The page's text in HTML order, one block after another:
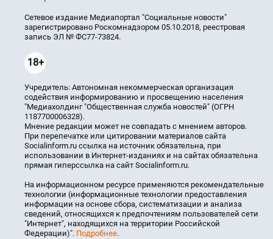
Сетевое издание Медиапортал "Социальные новости"
зарегистрировано Роскомнадзором 05.10.2018, реестровая
запись ЭЛ № ФС77-73824.
18+
Учредитель: Автономная некоммерческая организация
содействия информированию и просвещению населения
"Медиахолдинг "Общественная служба новостей" (ОГРН
1187700006328).
Мнение редакции может не совпадать с мнением авторов.
При перепечатке или цитировании материалов сайта
Socialinform.ru ссылка на источник обязательна, при
использовании в Интернет-изданиях и на сайтах обязательна
прямая гиперссылка на сайт Socialinform.ru.
На информационном ресурсе применяются рекомендательные
технологии (информационные технологии предоставления
информации на основе сбора, систематизации и анализа
сведений, относящихся к предпочтениям пользователей сети
"Интернет", находящихся на территории Российской
Федерации)". Подробнее.